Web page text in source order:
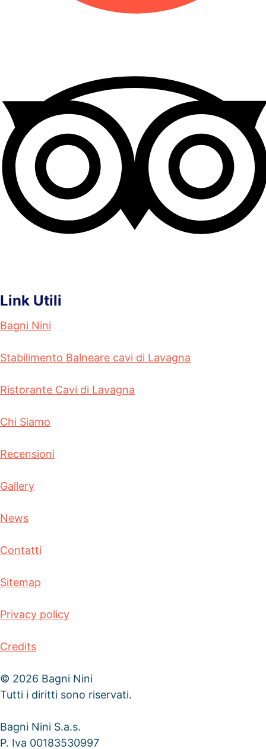
Link Utili
Bagni Nini
Stabilimento Balneare cavi di Lavagna
Ristorante Cavi di Lavagna
Chi Siamo
Recensioni
Gallery
News
Contatti
Sitemap
Privacy policy
Credits
© 2026 Bagni Nini
Tutti i diritti sono riservati.
Bagni Nini S.a.s.
P. Iva 00183530997